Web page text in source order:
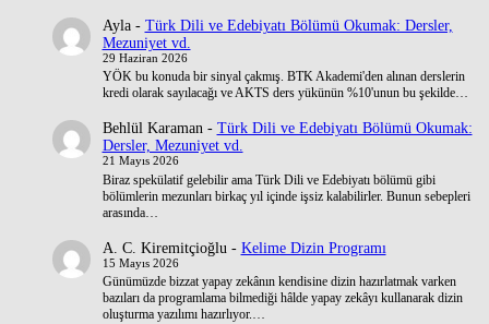
Ayla- Türk Dili ve Edebiyatı Bölümü Okumak: Dersler,
Mezuniyet vd.
29 Haziran 2026
YÖK bu konuda bir sinyal çakmış. BTK Akademi'den alınan derslerin
kredi olarak sayılacağı ve AKTS ders yükünün %10'unun bu şekilde…
Behlül Karaman- Türk Dili ve Edebiyatı Bölümü Okumak:
Dersler, Mezuniyet vd.
21 Mayıs 2026
Biraz spekülatif gelebilir ama Türk Dili ve Edebiyatı bölümü gibi
bölümlerin mezunları birkaç yıl içinde işsiz kalabilirler. Bunun sebepleri
arasında…
A. C. Kiremitçioğlu - Kelime Dizin Programı
15 Mayıs 2026
Günümüzde bizzat yapay zekânın kendisine dizin hazırlatmak varken
bazıları da programlama bilmediği hâlde yapay zekâyı kullanarak dizin
oluşturma yazılımı hazırlıyor.…